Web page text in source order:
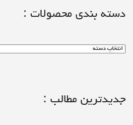
دسته بندی محصولات :
جدیدترین مطالب :